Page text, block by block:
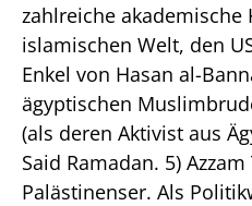
zahlreiche akademische
islamischen Welt, den
Enkel von Hasan al-
ägyptischen
(als deren Aktivist aus
Said Ramadan. 5)
Palästinenser. Als